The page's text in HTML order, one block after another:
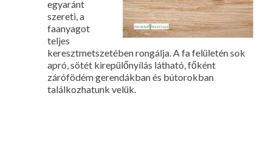
egyaránt
szereti, a
faanyagot
teljes
keresztmetszetében rongálja. A fa felületén sok
apró, sötét kirepülőnyílás látható, főként
zárófödém gerendákban és bútorokban
találkozhatunk velük.